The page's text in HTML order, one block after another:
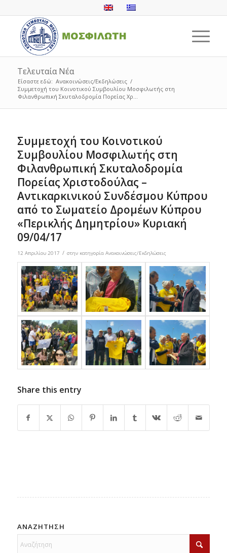
Τελευταία Νέα
Είσαστε εδώ: Ανακοινώσεις/Εκδηλώσεις /
Συμμετοχή του Κοινοτικού Συμβουλίου Μοσφιλωτής στη
Φιλανθρωπική Σκυταλοδρομία Πορείας Χρ...
Συμμετοχή του Κοινοτικού
Συμβουλίου Μοσφιλωτής στη
Φιλανθρωπική Σκυταλοδρομία
Πορείας Χριστοδούλας –
Αντικαρκινικού Συνδέσμου Κύπρου
από το Σωματείο Δρομέων Κύπρου
«Περικλής Δημητρίου» Κυριακή
09/04/17
12 Απριλίου 2017 / στην κατηγορία Ανακοινώσεις/Εκδηλώσεις
Share this entry
ΑΝΑΖΗΤΗΣΗ